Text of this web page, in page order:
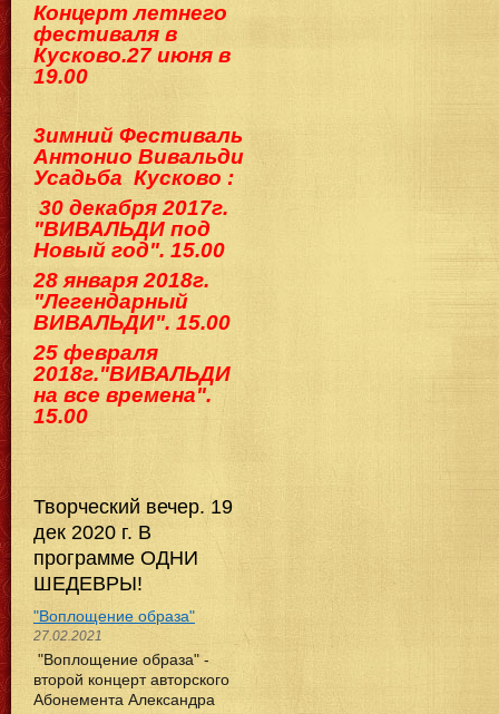
Концерт летнего
фестиваля в
Кусково.27 июня в
19.00
3имний Фестиваль
Антонио Вивальди
Усадьба Кусково :
30 декабря 2017г.
"ВИВАЛЬДИ под
Новый год". 15.00
28 января 2018г.
"Легендарный
ВИВАЛЬДИ". 15.00
25 февраля
2018г."ВИВАЛЬДИ
на все времена".
15.00
Творческий вечер. 19
дек 2020 г. В
программе ОДНИ
ШЕДЕВРЫ!
"Воплощение образа"
27.02.2021
"Воплощение образа" -
второй концерт авторского
Абонемента Александра